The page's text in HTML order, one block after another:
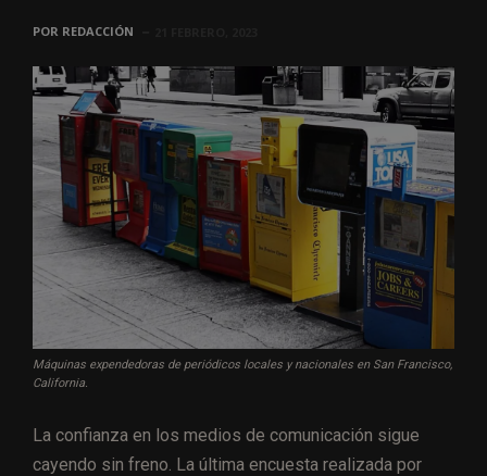
POR REDACCIÓN
Máquinas expendedoras de periódicos locales y nacionales en San Francisco,
California.
La confianza en los medios de comunicación sigue
cayendo sin freno. La última encuesta realizada por